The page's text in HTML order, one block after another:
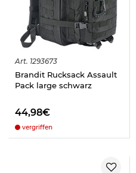
Art. 1293673
Brandit Rucksack Assault
Pack large schwarz
44,98€
vergriffen